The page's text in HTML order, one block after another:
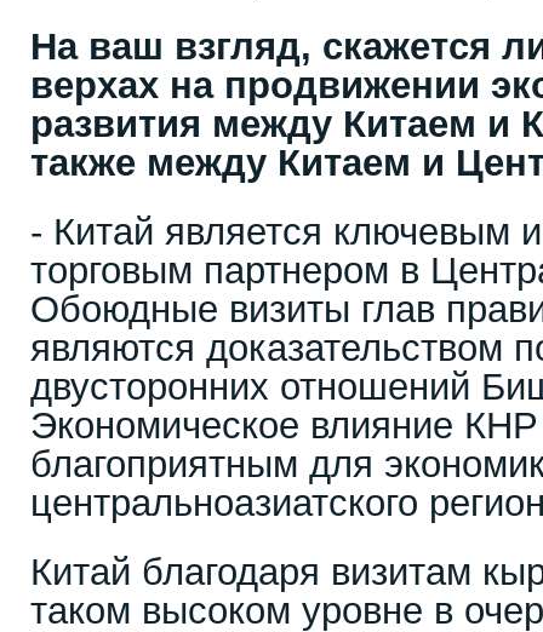
На ваш взгляд, скажется
верхах на продвижении
развития между Китаем и
также между Китаем и
- Китай является ключевым
торговым партнером в
Обоюдные визиты глав
являются доказательством
двусторонних отношений
Экономическое влияние КНР
благоприятным для
центральноазиатского
Китай благодаря визитам
таком высоком уровне в